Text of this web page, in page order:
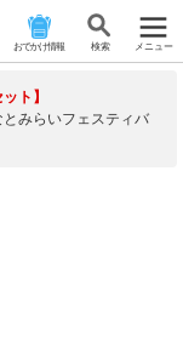
おでかけ情報 検 索 メニュー
ト】
みらいフェスティバ